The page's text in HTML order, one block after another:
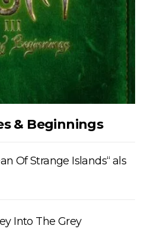
& Beginnings
Of Strange Islands“ als
Into The Grey